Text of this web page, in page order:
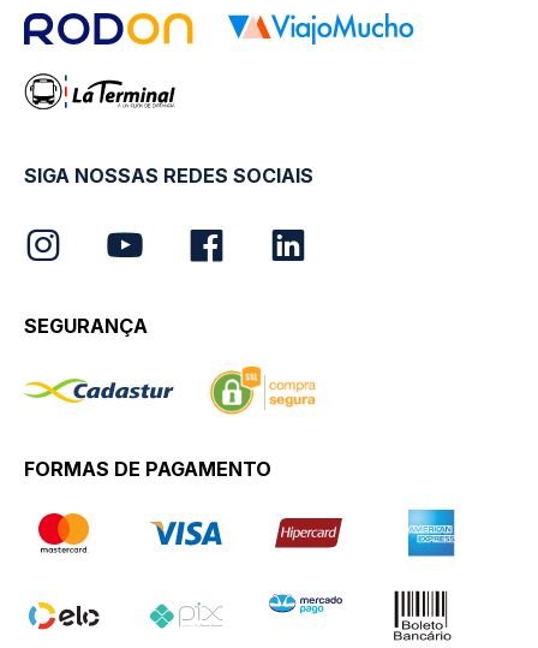
SIGA NOSSAS REDES SOCIAIS
SEGURANÇA
FORMAS DE PAGAMENTO